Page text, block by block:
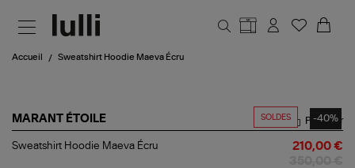
Accueil Sweatshirt Hoodie Maeva Écru
SOLDES -40%
MARANT ÉTOILE
Sweatshirt
Partager
Sweatshirt Hoodie Maeva Écru 210,00 €